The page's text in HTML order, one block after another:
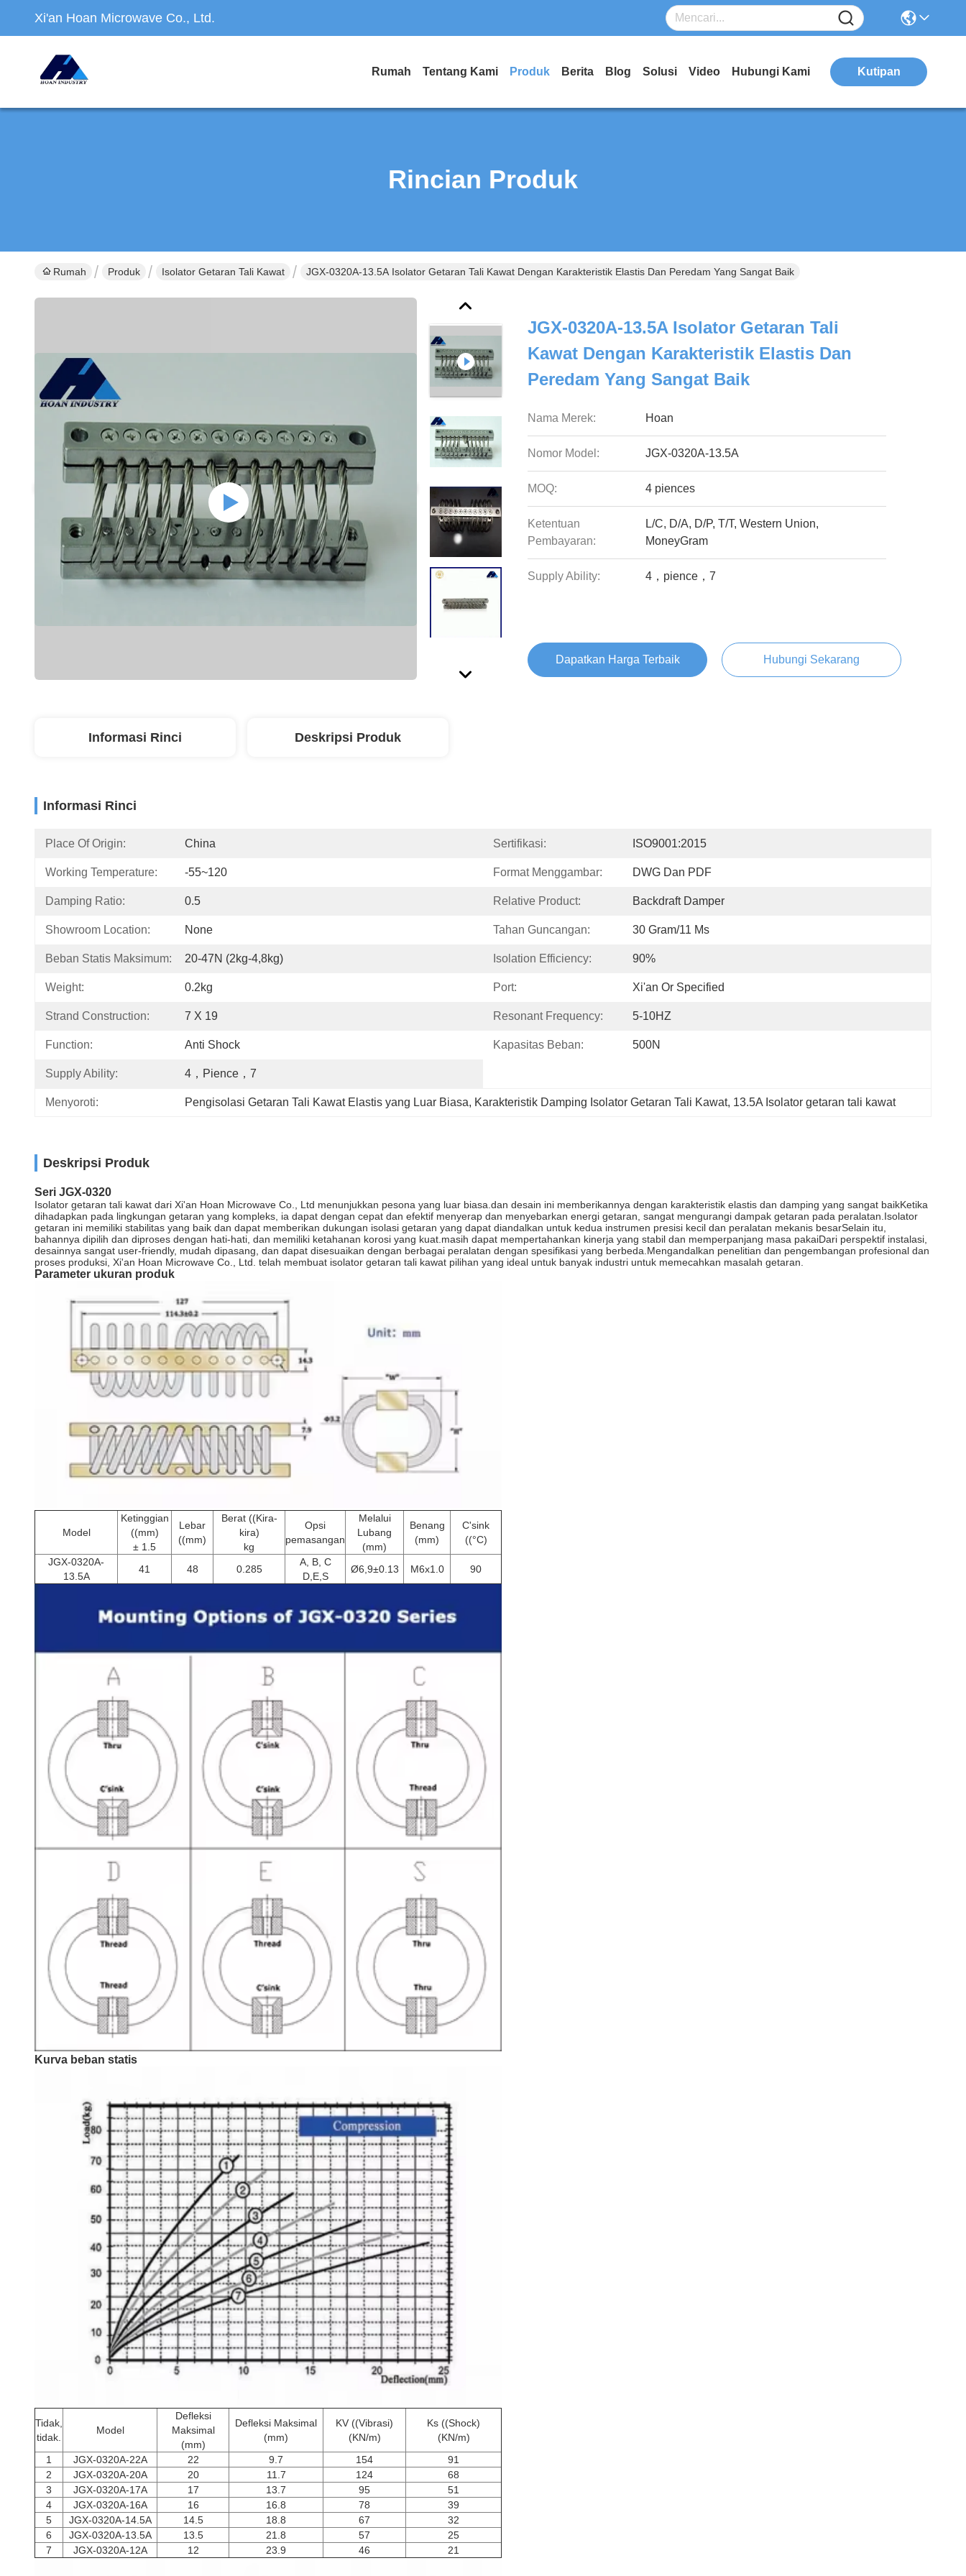
Xi'an Hoan Microwave Co., Ltd.
Rumah Tentang Kami Produk Berita Blog Solusi Video Hubungi Kami Kutipan
Rincian Produk
Rumah Produk Isolator Getaran Tali Kawat JGX-0320A-13.5A Isolator Getaran Tali Kawat Dengan Karakteristik Elastis Dan Peredam Yang Sangat Baik
JGX-0320A-13.5A Isolator Getaran Tali
Kawat Dengan Karakteristik Elastis Dan
Peredam Yang Sangat Baik
Nama Merek: Hoan
Nomor Model: JGX-0320A-13.5A
MOQ: 4 piences
Ketentuan
Pembayaran:
L/C, D/A, D/P, T/T, Western Union,
MoneyGram
Supply Ability: 4，pience，7
Dapatkan Harga Terbaik Hubungi Sekarang
Informasi Rinci Deskripsi Produk
Informasi Rinci
Place Of Origin: China Sertifikasi: ISO9001:2015
Working Temperature: -55~120 Format Menggambar: DWG Dan PDF
Damping Ratio: 0.5 Relative Product: Backdraft Damper
Showroom Location: None Tahan Guncangan: 30 Gram/11 Ms
Beban Statis Maksimum: 20-47N (2kg-4,8kg) Isolation Efficiency: 90%
Weight: 0.2kg Port: Xi'an Or Specified
Strand Construction: 7 X 19 Resonant Frequency: 5-10HZ
Function: Anti Shock Kapasitas Beban: 500N
Supply Ability: 4，pience，7
Menyoroti: Pengisolasi Getaran Tali Kawat Elastis yang Luar Biasa, Karakteristik Damping Isolator Getaran Tali Kawat, 13.5A Isolator getaran tali kawat
Deskripsi Produk
Seri JGX-0320
Isolator getaran tali kawat dari Xi'an Hoan Microwave Co., Ltd menunjukkan pesona yang luar biasa.dan desain ini memberikannya dengan karakteristik elastis dan damping yang sangat baikKetika
dihadapkan pada lingkungan getaran yang kompleks, ia dapat dengan cepat dan efektif menyerap dan menyebarkan energi getaran, sangat mengurangi dampak getaran pada peralatan.Isolator
getaran ini memiliki stabilitas yang baik dan dapat memberikan dukungan isolasi getaran yang dapat diandalkan untuk kedua instrumen presisi kecil dan peralatan mekanis besarSelain itu,
bahannya dipilih dan diproses dengan hati-hati, dan memiliki ketahanan korosi yang kuat.masih dapat mempertahankan kinerja yang stabil dan memperpanjang masa pakaiDari perspektif instalasi,
desainnya sangat user-friendly, mudah dipasang, dan dapat disesuaikan dengan berbagai peralatan dengan spesifikasi yang berbeda.Mengandalkan penelitian dan pengembangan profesional dan
proses produksi, Xi'an Hoan Microwave Co., Ltd. telah membuat isolator getaran tali kawat pilihan yang ideal untuk banyak industri untuk memecahkan masalah getaran.
Parameter ukuran produk
Model
Ketinggian
((mm)
± 1.5
Lebar
((mm)
Berat ((Kira-
kira)
kg
Opsi
pemasangan
Melalui
Lubang
(mm)
Benang
(mm)
C'sink
((°C)
JGX-0320A-
13.5A
41 48 0.285
A, B, C
D,E,S
Ø6,9±0.13 M6x1.0 90
Kurva beban statis
Tidak,
tidak.
Model
Defleksi
Maksimal
(mm)
Defleksi Maksimal
(mm)
KV ((Vibrasi)
(KN/m)
Ks ((Shock)
(KN/m)
1
JGX-0320A-22A 22 9.7 154
91
2
JGX-0320A-20A 20 11.7 124
68
3
JGX-0320A-17A 17 13.7 95
51
4
JGX-0320A-16A 16 16.8 78
39
5
JGX-0320A-14.5A 14.5 18.8 67
32
6
JGX-0320A-13.5A 13.5 21.8 57
25
7
JGX-0320A-12A 12 23.9 46 21